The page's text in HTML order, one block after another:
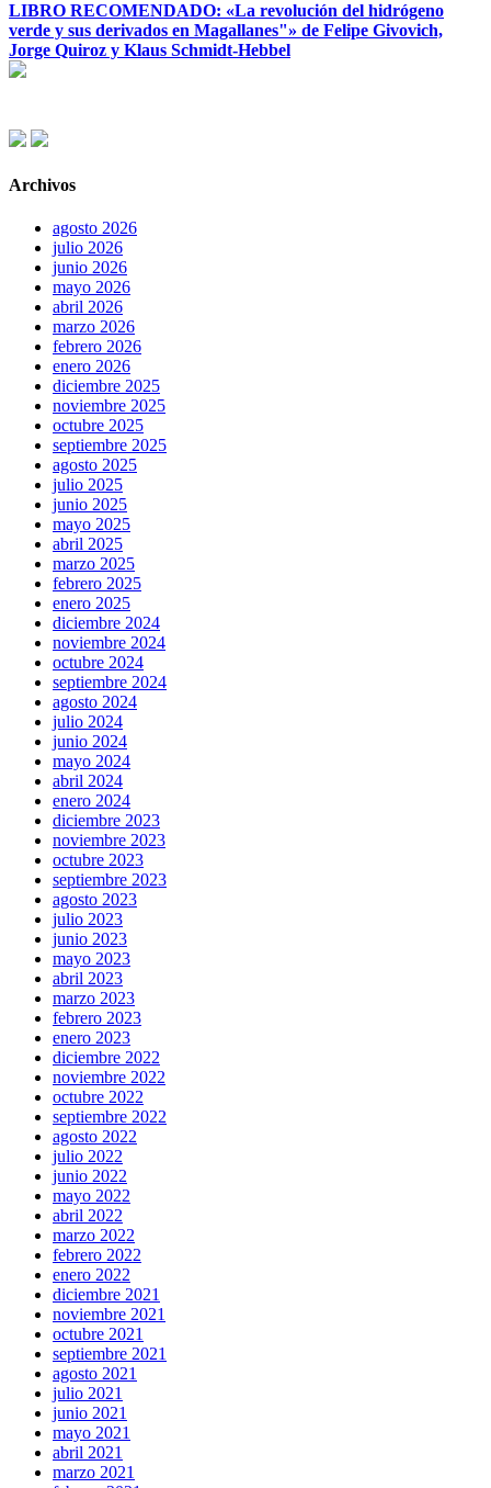
LIBRO RECOMENDADO: «La revolución del hidrógeno
verde y sus derivados en Magallanes"» de Felipe Givovich,
Jorge Quiroz y Klaus Schmidt-Hebbel
Archivos
agosto 2026
julio 2026
junio 2026
mayo 2026
abril 2026
marzo 2026
febrero 2026
enero 2026
diciembre 2025
noviembre 2025
octubre 2025
septiembre 2025
agosto 2025
julio 2025
junio 2025
mayo 2025
abril 2025
marzo 2025
febrero 2025
enero 2025
diciembre 2024
noviembre 2024
octubre 2024
septiembre 2024
agosto 2024
julio 2024
junio 2024
mayo 2024
abril 2024
enero 2024
diciembre 2023
noviembre 2023
octubre 2023
septiembre 2023
agosto 2023
julio 2023
junio 2023
mayo 2023
abril 2023
marzo 2023
febrero 2023
enero 2023
diciembre 2022
noviembre 2022
octubre 2022
septiembre 2022
agosto 2022
julio 2022
junio 2022
mayo 2022
abril 2022
marzo 2022
febrero 2022
enero 2022
diciembre 2021
noviembre 2021
octubre 2021
septiembre 2021
agosto 2021
julio 2021
junio 2021
mayo 2021
abril 2021
marzo 2021